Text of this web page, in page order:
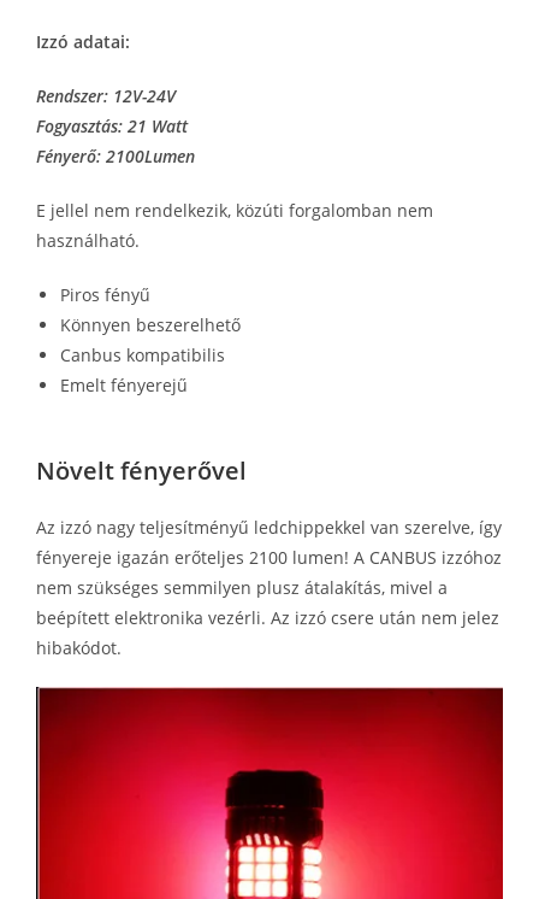
Izzó adatai:
Rendszer: 12V-24V
Fogyasztás: 21 Watt
Fényerő: 2100Lumen
E jellel nem rendelkezik, közúti forgalomban nem
használható.
Piros​ fényű
Könnyen beszerelhető
Canbus kompatibilis
Emelt fényerejű
Növelt fényerővel
Az izzó nagy teljesítményű ledchippekkel van szerelve, így
fényereje igazán erőteljes 2100 lumen! A CANBUS izzóhoz
nem szükséges semmilyen plusz átalakítás, mivel a
beépített elektronika vezérli. Az izzó csere után nem jelez
hibakódot.